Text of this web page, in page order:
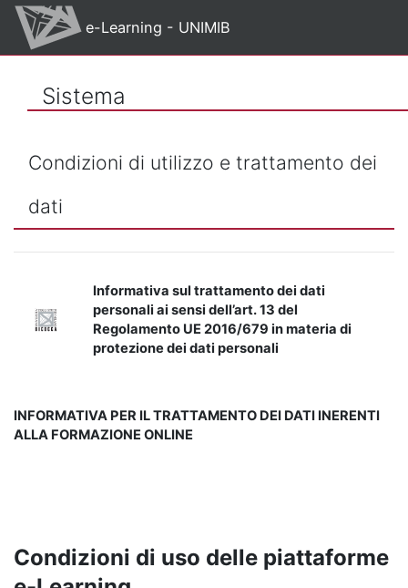
Vai al contenuto principale
e-Learning - UNIMIB
Sistema
Condizioni di utilizzo e trattamento dei
dati
Informativa sul trattamento dei dati
personali ai sensi dell’art. 13 del
Regolamento UE 2016/679 in materia di
protezione dei dati personali
INFORMATIVA PER IL TRATTAMENTO DEI DATI INERENTI
ALLA FORMAZIONE ONLINE
Condizioni di uso delle piattaforme